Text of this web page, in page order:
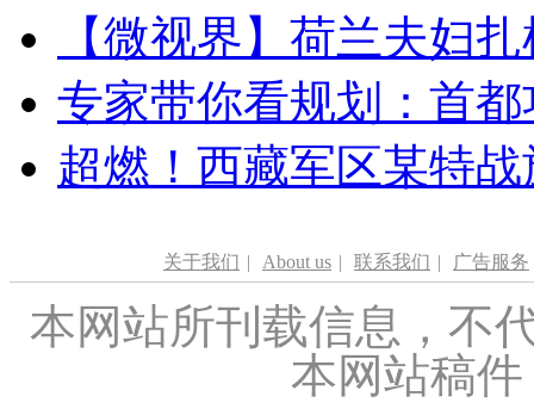
【微视界】荷兰夫妇
专家带你看规划：首
超燃！西藏军区某特
关于我们 | About us | 联系我们 | 广告服务
本网站所刊载信息，不
本网站稿